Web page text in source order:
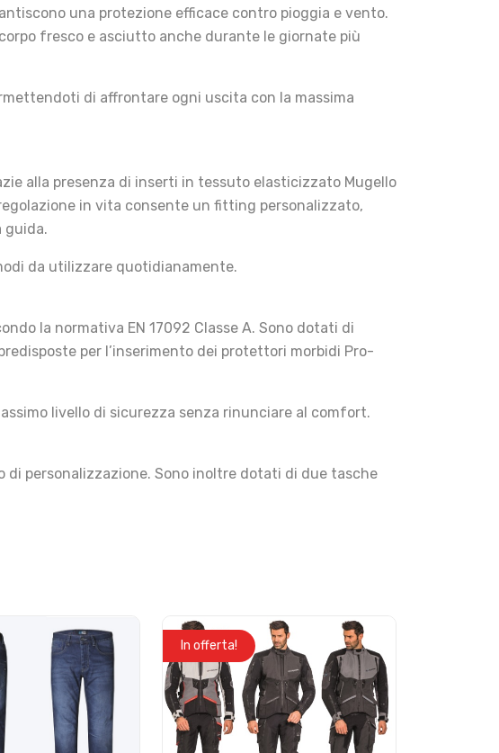
una protezione efficace contro pioggia e vento.
fresco e asciutto anche durante le giornate più
di affrontare ogni uscita con la massima
alla presenza di inserti in tessuto elasticizzato Mugello
in vita consente un fitting personalizzato,
guida.
da utilizzare quotidianamente.
la normativa EN 17092 Classe A. Sono dotati di
per l’inserimento dei protettori morbidi Pro-
livello di sicurezza senza rinunciare al comfort.
di personalizzazione. Sono inoltre dotati di due tasche
In offerta!